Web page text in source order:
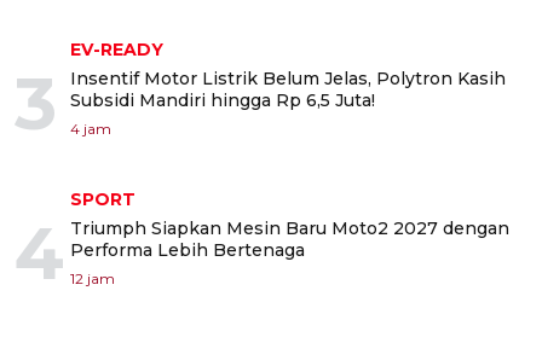
3
EV-READY
Insentif Motor Listrik Belum Jelas, Polytron Kasih
Subsidi Mandiri hingga Rp 6,5 Juta!
4 jam
4
SPORT
Triumph Siapkan Mesin Baru Moto2 2027 dengan
Performa Lebih Bertenaga
12 jam